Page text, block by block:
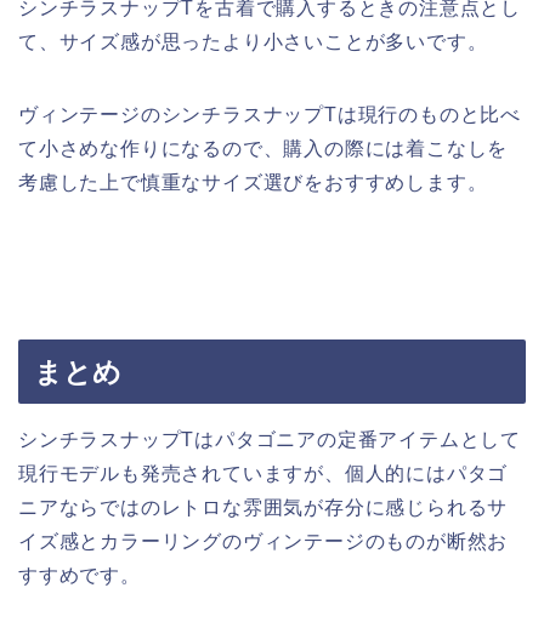
シンチラスナップTを古着で購入するときの注意点とし
て、サイズ感が思ったより小さいことが多いです。
ヴィンテージのシンチラスナップTは現行のものと比べ
て小さめな作りになるので、購入の際には着こなしを
考慮した上で慎重なサイズ選びをおすすめします。
まとめ
シンチラスナップTはパタゴニアの定番アイテムとして
現行モデルも発売されていますが、個人的にはパタゴ
ニアならではのレトロな雰囲気が存分に感じられるサ
イズ感とカラーリングのヴィンテージのものが断然お
すすめです。